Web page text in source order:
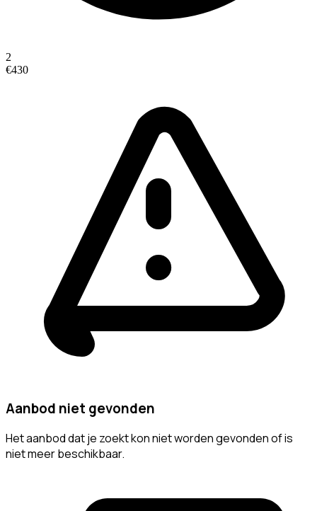
2
€430
Aanbod niet gevonden
Het aanbod dat je zoekt kon niet worden gevonden of is
niet meer beschikbaar.